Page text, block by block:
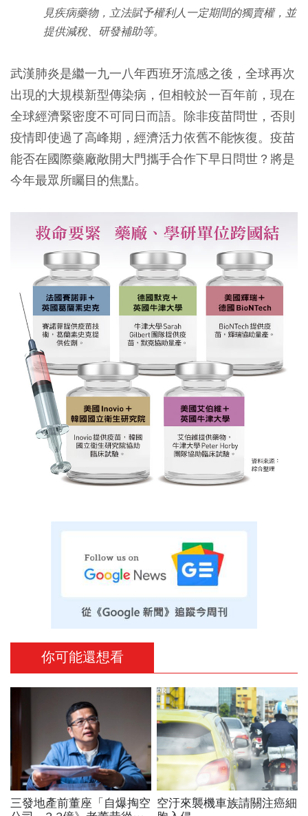
見疾病藥物，立法賦予權利人一定期間的獨賣權，並
提供減稅、研發補助等。
武漢肺炎是繼一九一八年西班牙流感之後，全球再次
出現的大規模新型傳染病，但相較於一百年前，現在
全球經濟緊密度不可同日而語。除非疫苗問世，否則
疫情即使過了高峰期，經濟活力依舊不能恢復。疫苗
能否在國際藥廠敞開大門攜手合作下早日問世？將是
今年最眾所矚目的焦點。
你可能還想看
三發地產前董座「自爆掏空 空汙來襲機車族請關注癌細
PR